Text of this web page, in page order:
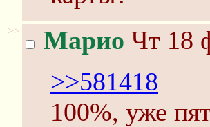
>> Марио Чт 18
>>581418
100%, уже